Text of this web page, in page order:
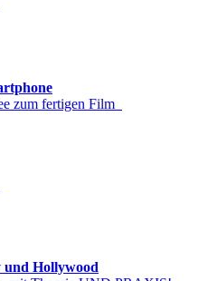
zum fertigen Film
und Hollywood